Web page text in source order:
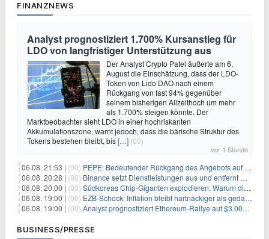
FINANZNEWS
Analyst prognostiziert 1.700% Kursanstieg für
LDO von langfristiger Unterstützung aus
Der Analyst Crypto Patel äußerte am 6.
August die Einschätzung, dass der LDO-
Token von Lido DAO nach einem
Rückgang von fast 94% gegenüber
seinem bisherigen Allzeithoch um mehr
als 1.700% steigen könnte. Der
Marktbeobachter sieht LDO in einer hochriskanten
Akkumulationszone, warnt jedoch, dass die bärische Struktur des
Tokens bestehen bleibt, bis[…] (00)
vor 1 Stunde
06.08. 21:53 | (00) PEPE: Bedeutender Rückgang des Angebots auf Börsen – Was kommt als Nächstes?
06.08. 20:28 | (00) Binance setzt Dienstleistungen aus und entfernt mehrere Krypto-Paare: Wer ist betroffen?
06.08. 20:00 | (00) Südkoreas Chip-Giganten explodieren: Warum dieser Rekord-Tag die KI-Branche erschüttert
06.08. 19:00 | (00) EZB-Schock: Inflation bleibt hartnäckiger als gedacht – 2027 wird zum kritischen Test
06.08. 19:00 | (00) Analyst prognostiziert Ethereum-Rallye auf $3.000 nach entscheidendem On-Chain-Ausbruch
BUSINESS/PRESSE